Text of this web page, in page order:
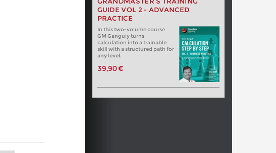
GUIDE VOL 2 - ADVANCED
PRACTICE
In this two-volume course
GM Ganguly turns
calculation into a trainable
skill with a structured path for
any level.
39,90 €